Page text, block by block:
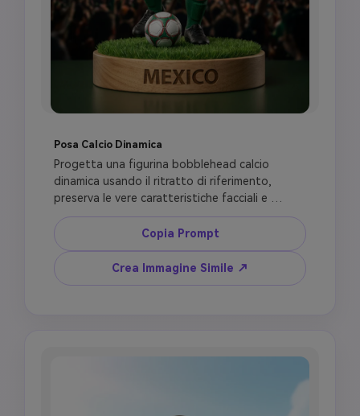
Posa Calcio Dinamica
Progetta una figurina bobblehead calcio
dinamica usando il ritratto di riferimento,
preserva le vere caratteristiche facciali e
accessori personali. Rendi il corpo semi-
realistico con una posa calcio atletica,
bobblehead leggermente sovradimensionato,
collo corto, materiali resina e tessuto realistici.
Usa un kit ispirato alla nazionale senza loghi,
Copia Prompt
Crea Immagine Simile ↗